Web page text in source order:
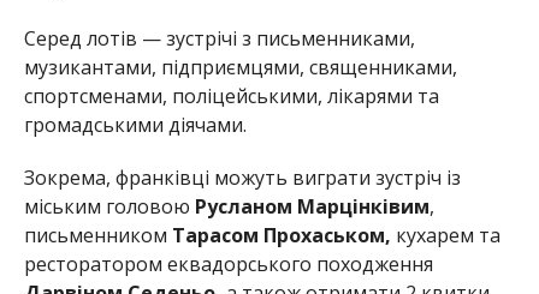
Серед лотів — зустрічі з письменниками,
музикантами, підприємцями, священниками,
спортсменами, поліцейськими, лікарями та
громадськими діячами.
Зокрема, франківці можуть виграти зустріч із
міським головою Русланом Марцінківим,
письменником Тарасом Прохаськом, кухарем та
ресторатором еквадорського походження